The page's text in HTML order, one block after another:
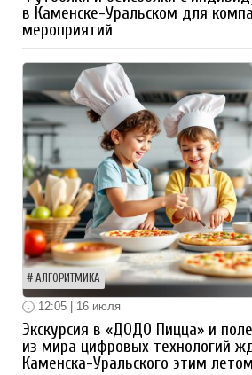
в Каменске-Уральском для
мероприятий
АЛГОРИТМИКА
12:05 | 16 июля
Экскурсия в «ДОДО Пицца» и
из мира цифровых технологий
Каменска-Уральского этим летом